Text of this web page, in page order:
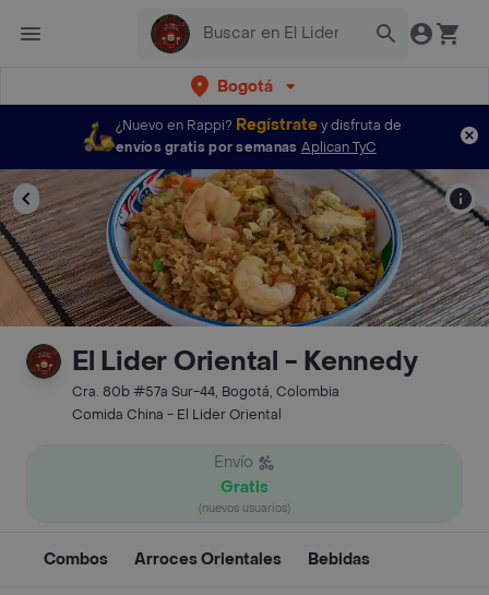
Bogotá
¿Nuevo en Rappi? Regístratey disfruta de
envíos gratis por semanas Aplican TyC
El Lider Oriental - Kennedy
Cra. 80b #57a Sur-44, Bogotá, Colombia
Comida China - El Lider Oriental
Envío
Gratis
(nuevos usuarios)
Combos Arroces Orientales Bebidas